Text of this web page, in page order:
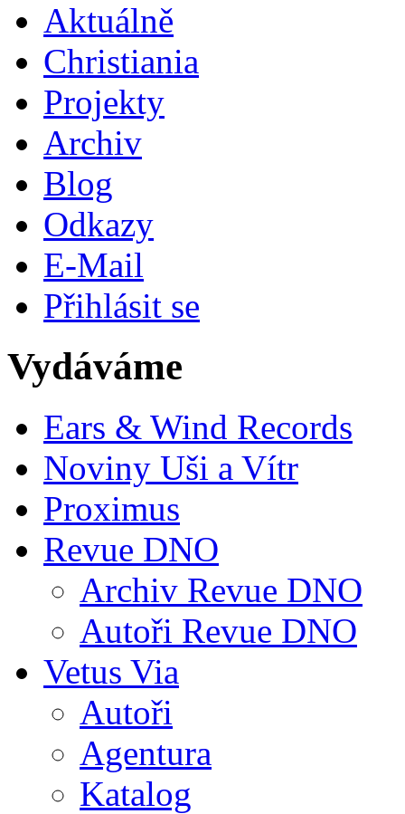
Aktuálně
Christiania
Projekty
Archiv
Blog
Odkazy
E-Mail
Přihlásit se
Vydáváme
Ears & Wind Records
Noviny Uši a Vítr
Proximus
Revue DNO
Archiv Revue DNO
Autoři Revue DNO
Vetus Via
Autoři
Agentura
Katalog